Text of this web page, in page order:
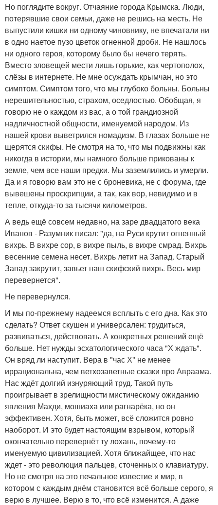
Но поглядите вокруг. Отчаяние города Крымска. Люди,
потерявшие свои семьи, даже не решись на месть. Не
выпустили кишки ни одному чиновнику, не впечатали ни
в одно наетое пузо цветок огненной дроби. Не нашлось
ни одного героя, которому было бы нечего терять.
Вместо зловещей мести лишь горькие, как чертополох,
слёзы в интернете. Не мне осуждать крымчан, но это
симптом. Симптом того, что мы глубоко больны. Больны
нерешительностью, страхом, оседлостью. Обобщая, я
говорю не о каждом из вас, а о той грандиозной
надличностной общности, именуемой народом. Из
нашей крови выветрился номадизм. В глазах больше не
щерятся скифы. Не смотря на то, что мы подвижны как
никогда в истории, мы намного больше прикованы к
земле, чем все наши предки. Мы заземлились и умерли.
Да и я говорю вам это не с броневика, не с форума, где
вывешены проскрипции, а так, как вор, невидимо и в
тепле, откуда-то за тысячи километров.
А ведь ещё совсем недавно, на заре двадцатого века
Иванов - Разумник писал: "да, на Руси крутит огненный
вихрь. В вихре сор, в вихре пыль, в вихре смрад. Вихрь
весенние семена несет. Вихрь летит на Запад. Старый
Запад закрутит, завьет наш скифский вихрь. Весь мир
перевернется".
Не перевернулся.
И мы по-прежнему надеемся всплыть с его дна. Как это
сделать? Ответ скушен и универсален: трудиться,
развиваться, действовать. А конкретных решений ещё
больше. Нет нужды эсхатологического часа "Х ждать".
Он вряд ли наступит. Вера в "час Х" не менее
иррациональна, чем ветхозаветные сказки про Авраама.
Нас ждёт долгий изнуряющий труд. Такой путь
проигрывает в зрелищности мистическому ожиданию
явления Махди, мошиаха или рагнарёка, но он
эффективен. Хотя, быть может, всё сложится ровно
наоборот. И это будет настоящим взрывом, который
окончательно перевернёт ту лохань, почему-то
именуемую цивилизацией. Хотя ближайщее, что нас
ждет - это революция пальцев, сточенных о клавиатуру.
Но не смотря на это печальное известие и мир, в
котором с каждым днём становится всё больше серого, я
верю в лучшее. Верю в то, что всё изменится. А даже